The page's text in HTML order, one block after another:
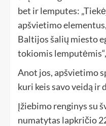
bet ir lemputes:
apšvietimo
Baltijos šalių miesto
tokiomis
Anot jos, apšvietimo
kuri keis savo veidą ir
Įžiebimo renginys su
numatytas lapkričio